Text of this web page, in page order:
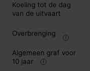
Koeling tot de dag
van de uitvaart
Overbrenging
Algemeen graf voor
10 jaar